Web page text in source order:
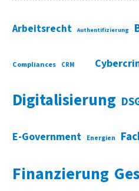
Arbeitsrecht Authentifizierung
Compliances CRM
Digitalisierung
E-Government Energien
Finanzierung